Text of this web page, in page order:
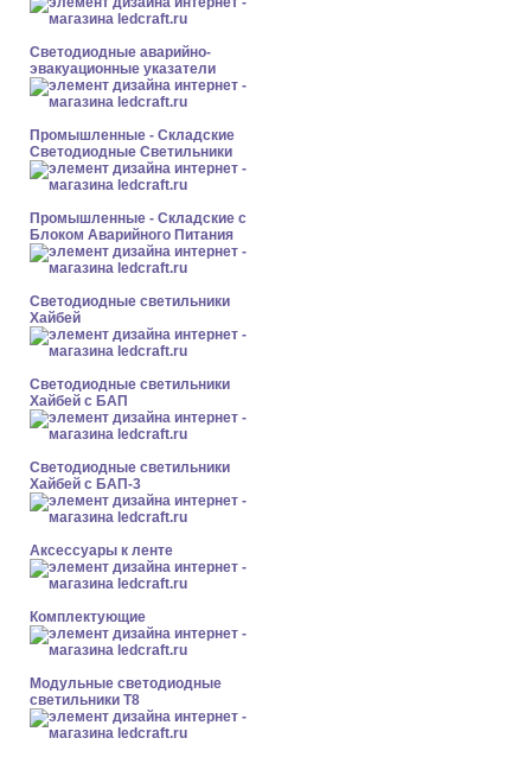
Светодиодные аварийно-
эвакуационные указатели
Промышленные - Складские
Светодиодные Светильники
Промышленные - Складские с
Блоком Аварийного Питания
Светодиодные светильники
Хайбей
Светодиодные светильники
Хайбей с БАП
Светодиодные светильники
Хайбей с БАП-3
Аксессуары к ленте
Комплектующие
Модульные светодиодные
светильники Т8